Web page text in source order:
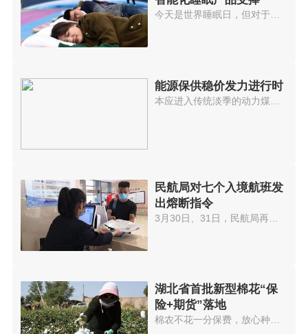
今天是世界睡眠日，但对于这届年...
能源保供稳价发力进行时
本应进入传统淡季的动力煤市场，...
民航局对七个入境航班发
出熔断指令
3月30日、31日，民航局再发熔断...
湖北省首批新型棉花“保
险+期货”落地